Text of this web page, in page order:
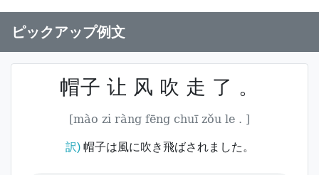
ピックアップ例文
帽子 让 风 吹 走 了 。
[mào zi ràng fēng chuī zǒu le . ]
訳)帽子は風に吹き飛ばされました。